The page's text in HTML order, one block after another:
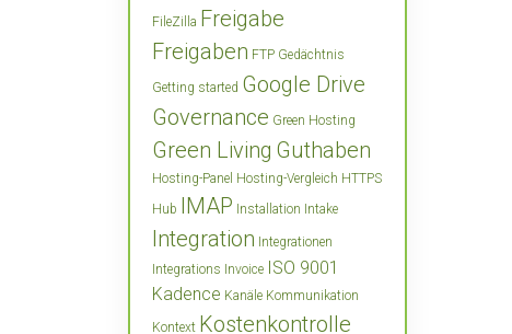
FileZilla Freigabe
Freigaben FTP Gedächtnis
Getting started Google Drive
Governance Green Hosting
Green Living Guthaben
Hosting-Panel Hosting-Vergleich HTTPS
Hub IMAP Installation Intake
Integration Integrationen
Integrations Invoice ISO 9001
Kadence Kanäle Kommunikation
Kontext Kostenkontrolle